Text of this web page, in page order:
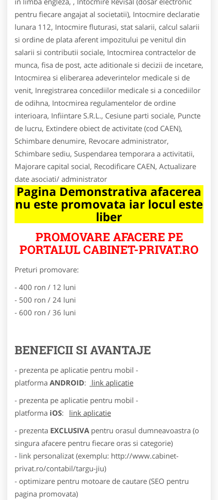
pentru fiecare angajat al societatii), Intocmire declaratie
lunara 112, Intocmire fluturasi, stat salarii, calcul salarii
si ordine de plata aferent impozitului pe venitul din
salarii si contributii sociale, Intocmirea contractelor de
munca, fisa de post, acte aditionale si decizii de incetare,
Intocmirea si eliberarea adeverintelor medicale si de
venit, Inregistrarea concediilor medicale si a concediilor
de odihna, Intocmirea regulamentelor de ordine
interioara, Infiintare S.R.L., Cesiune parti sociale, Puncte
de lucru, Extindere obiect de activitate (cod CAEN),
Schimbare denumire, Revocare administrator,
Schimbare sediu, Suspendarea temporara a activitatii,
Majorare capital social, Recodificare CAEN, Actualizare
date asociati/ administrator
Pagina Demonstrativa afacerea
nu este promovata iar locul este
liber
PROMOVARE AFACERE PE
PORTALUL CABINET-PRIVAT.RO
Preturi promovare:
- 400 ron / 12 luni
- 500 ron / 24 luni
- 600 ron / 36 luni
BENEFICII SI AVANTAJE
- prezenta pe aplicatie pentru mobil -
platforma ANDROID:
link aplicatie
- prezenta pe aplicatie pentru mobil -
platforma iOS:
link aplicatie
- prezenta EXCLUSIVA pentru orasul dumneavoastra (o
singura afacere pentru fiecare oras si categorie)
- link personalizat (exemplu: http://www.cabinet-
privat.ro/contabil/targu-jiu)
- optimizare pentru motoare de cautare (SEO pentru
pagina promovata)